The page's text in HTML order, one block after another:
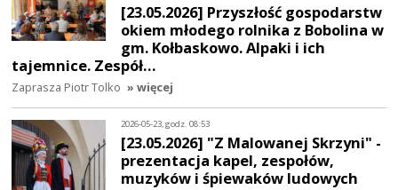
[23.05.2026] Przyszłość gospodarstw
okiem młodego rolnika z Bobolina w
gm. Kołbaskowo. Alpaki i ich
tajemnice. Zespół…
Zaprasza Piotr Tolko » więcej
2026-05-23, godz. 08:53
[23.05.2026] "Z Malowanej Skrzyni" -
prezentacja kapel, zespołów,
muzyków i śpiewaków ludowych